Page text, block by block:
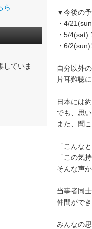
ら
していま
▼今後の
・4/
・5/
・6/
自分以外
片耳難聴
日本には
でも、思
また、聞
「こんな
「この気
そんな声
当事者同
仲間がで
みんなの